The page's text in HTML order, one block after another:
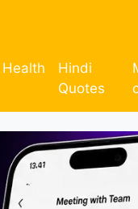
Health
Hindi
Quotes